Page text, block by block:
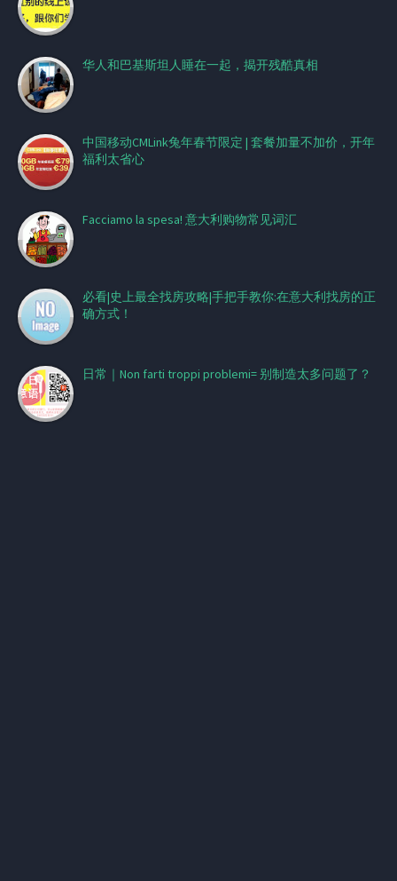
华人和巴基斯坦人睡在一起，揭开残酷真相
中国移动CMLink兔年春节限定 | 套餐加量不加价，开年
福利太省心
Facciamo la spesa! 意大利购物常见词汇
必看|史上最全找房攻略|手把手教你:在意大利找房的正
确方式！
日常｜Non farti troppi problemi= 别制造太多问题了？